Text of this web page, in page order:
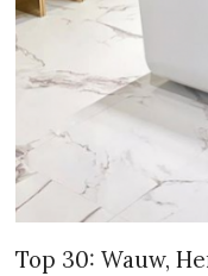
Top 30: Wauw,